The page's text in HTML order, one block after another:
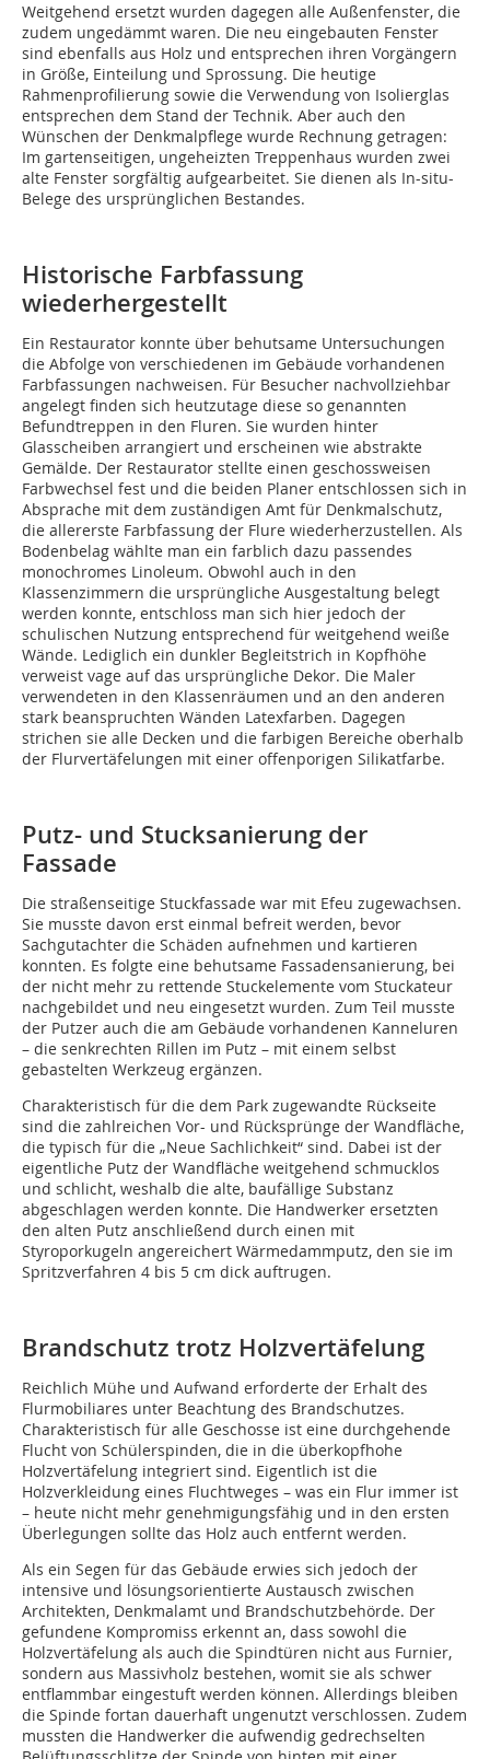
Weitgehend ersetzt wurden dagegen alle Außenfenster, die
zudem ungedämmt waren. Die neu eingebauten Fenster
sind ebenfalls aus Holz und entsprechen ihren Vorgängern
in Größe, Einteilung und Sprossung. Die heutige
Rahmenprofilierung sowie die Verwendung von Isolierglas
entsprechen dem Stand der Technik. Aber auch den
Wünschen der Denkmalpflege wurde Rechnung getragen:
Im gartenseitigen, ungeheizten Treppenhaus wurden zwei
alte Fenster sorgfältig aufgearbeitet. Sie dienen als In-situ-
Belege des ursprünglichen Bestandes.
Historische Farbfassung
wiederhergestellt
Ein Restaurator konnte über behutsame Untersuchungen
die Abfolge von verschiedenen im Gebäude vorhandenen
Farbfassungen nachweisen. Für Besucher nachvollziehbar
angelegt finden sich heutzutage diese so genannten
Befundtreppen in den Fluren. Sie wurden hinter
Glasscheiben arrangiert und erscheinen wie abstrakte
Gemälde. Der Restaurator stellte einen geschossweisen
Farbwechsel fest und die beiden Planer entschlossen sich in
Absprache mit dem zuständigen Amt für Denkmalschutz,
die allererste Farbfassung der Flure wiederherzustellen. Als
Bodenbelag wählte man ein farblich dazu passendes
monochromes Linoleum. Obwohl auch in den
Klassenzimmern die ursprüngliche Ausgestaltung belegt
werden konnte, entschloss man sich hier jedoch der
schulischen Nutzung entsprechend für weitgehend weiße
Wände. Lediglich ein dunkler Begleitstrich in Kopfhöhe
verweist vage auf das ursprüngliche Dekor. Die Maler
verwendeten in den Klassenräumen und an den anderen
stark beanspruchten Wänden Latexfarben. Dagegen
strichen sie alle Decken und die farbigen Bereiche oberhalb
der Flurvertäfelungen mit einer offenporigen Silikatfarbe.
Putz- und Stucksanierung der
Fassade
Die straßenseitige Stuckfassade war mit Efeu zugewachsen.
Sie musste davon erst einmal befreit werden, bevor
Sachgutachter die Schäden aufnehmen und kartieren
konnten. Es folgte eine behutsame Fassadensanierung, bei
der nicht mehr zu rettende Stuckelemente vom Stuckateur
nachgebildet und neu eingesetzt wurden. Zum Teil musste
der Putzer auch die am Gebäude vorhandenen Kanneluren
– die senkrechten Rillen im Putz – mit einem selbst
gebastelten Werkzeug ergänzen.
Charakteristisch für die dem Park zugewandte Rückseite
sind die zahlreichen Vor- und Rücksprünge der Wandfläche,
die typisch für die „Neue Sachlichkeit“ sind. Dabei ist der
eigentliche Putz der Wandfläche weitgehend schmucklos
und schlicht, weshalb die alte, baufällige Substanz
abgeschlagen werden konnte. Die Handwerker ersetzten
den alten Putz anschließend durch einen mit
Styroporkugeln angereichert Wärmedammputz, den sie im
Spritzverfahren 4 bis 5 cm dick auftrugen.
Brandschutz trotz Holzvertäfelung
Reichlich Mühe und Aufwand erforderte der Erhalt des
Flurmobiliares unter Beachtung des Brandschutzes.
Charakteristisch für alle Geschosse ist eine durchgehende
Flucht von Schülerspinden, die in die überkopfhohe
Holzvertäfelung integriert sind. Eigentlich ist die
Holzverkleidung eines Fluchtweges – was ein Flur immer ist
– heute nicht mehr genehmigungsfähig und in den ersten
Überlegungen sollte das Holz auch entfernt werden.
Als ein Segen für das Gebäude erwies sich jedoch der
intensive und lösungsorientierte Austausch zwischen
Architekten, Denkmalamt und Brandschutzbehörde. Der
gefundene Kompromiss erkennt an, dass sowohl die
Holzvertäfelung als auch die Spindtüren nicht aus Furnier,
sondern aus Massivholz bestehen, womit sie als schwer
entflammbar eingestuft werden können. Allerdings bleiben
die Spinde fortan dauerhaft ungenutzt verschlossen. Zudem
mussten die Handwerker die aufwendig gedrechselten